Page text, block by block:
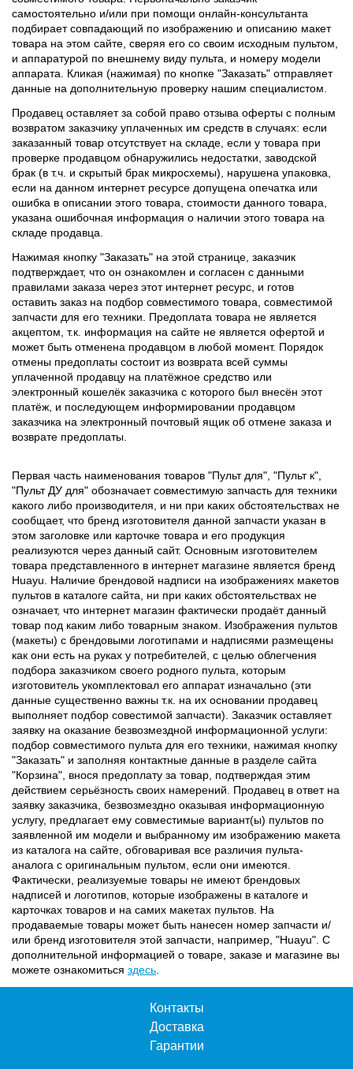
самостоятельно и/или при помощи онлайн-консультанта
подбирает совпадающий по изображению и описанию макет
товара на этом сайте, сверяя его со своим исходным пультом,
и аппаратурой по внешнему виду пульта, и номеру модели
аппарата. Кликая (нажимая) по кнопке "Заказать" отправляет
данные на дополнительную проверку нашим специалистом.
Продавец оставляет за собой право отзыва оферты с полным
возвратом заказчику уплаченных им средств в случаях: если
заказанный товар отсутствует на складе, если у товара при
проверке продавцом обнаружились недостатки, заводской
брак (в т.ч. и скрытый брак микросхемы), нарушена упаковка,
если на данном интернет ресурсе допущена опечатка или
ошибка в описании этого товара, стоимости данного товара,
указана ошибочная информация о наличии этого товара на
складе продавца.
Нажимая кнопку "Заказать" на этой странице, заказчик
подтверждает, что он ознакомлен и согласен с данными
правилами заказа через этот интернет ресурс, и готов
оставить заказ на подбор совместимого товара, совместимой
запчасти для его техники. Предоплата товара не является
акцептом, т.к. информация на сайте не является офертой и
может быть отменена продавцом в любой момент. Порядок
отмены предоплаты состоит из возврата всей суммы
уплаченной продавцу на платёжное средство или
электронный кошелёк заказчика с которого был внесён этот
платёж, и последующем информировании продавцом
заказчика на электронный почтовый ящик об отмене заказа и
возврате предоплаты.
Первая часть наименования товаров "Пульт для", "Пульт к",
"Пульт ДУ для" обозначает совместимую запчасть для техники
какого либо производителя, и ни при каких обстоятельствах не
сообщает, что бренд изготовителя данной запчасти указан в
этом заголовке или карточке товара и его продукция
реализуются через данный сайт. Основным изготовителем
товара представленного в интернет магазине является бренд
Huayu. Наличие брендовой надписи на изображениях макетов
пультов в каталоге сайта, ни при каких обстоятельствах не
означает, что интернет магазин фактически продаёт данный
товар под каким либо товарным знаком. Изображения пультов
(макеты) с брендовыми логотипами и надписями размещены
как они есть на руках у потребителей, с целью облегчения
подбора заказчиком своего родного пульта, которым
изготовитель укомплектовал его аппарат изначально (эти
данные существенно важны т.к. на их основании продавец
выполняет подбор совестимой запчасти). Заказчик оставляет
заявку на оказание безвозмездной информационной услуги:
подбор совместимого пульта для его техники, нажимая кнопку
"Заказать" и заполняя контактные данные в разделе сайта
"Корзина", внося предоплату за товар, подтверждая этим
действием серьёзность своих намерений. Продавец в ответ на
заявку заказчика, безвозмездно оказывая информационную
услугу, предлагает ему совместимые вариант(ы) пультов по
заявленной им модели и выбранному им изображению макета
из каталога на сайте, обговаривая все различия пульта-
аналога с оригинальным пультом, если они имеются.
Фактически, реализуемые товары не имеют брендовых
надписей и логотипов, которые изображены в каталоге и
карточках товаров и на самих макетах пультов. На
продаваемые товары может быть нанесен номер запчасти и/
или бренд изготовителя этой запчасти, например, "Huayu". С
дополнительной информацией о товаре, заказе и магазине вы
можете ознакомиться здесь
Контакты
Доставка
Гарантии